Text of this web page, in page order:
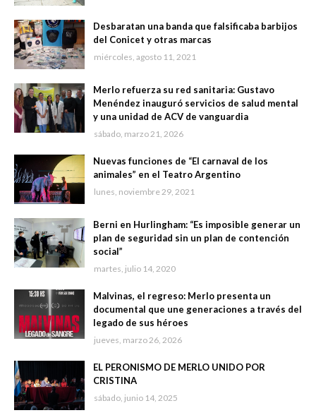
Desbaratan una banda que falsificaba barbijos
del Conicet y otras marcas
miércoles, agosto 11, 2021
Merlo refuerza su red sanitaria: Gustavo
Menéndez inauguró servicios de salud mental
y una unidad de ACV de vanguardia
sábado, marzo 21, 2026
Nuevas funciones de “El carnaval de los
animales” en el Teatro Argentino
lunes, noviembre 29, 2021
Berni en Hurlingham: “Es imposible generar un
plan de seguridad sin un plan de contención
social”
martes, julio 14, 2020
Malvinas, el regreso: Merlo presenta un
documental que une generaciones a través del
legado de sus héroes
jueves, marzo 26, 2026
EL PERONISMO DE MERLO UNIDO POR
CRISTINA
sábado, junio 14, 2025